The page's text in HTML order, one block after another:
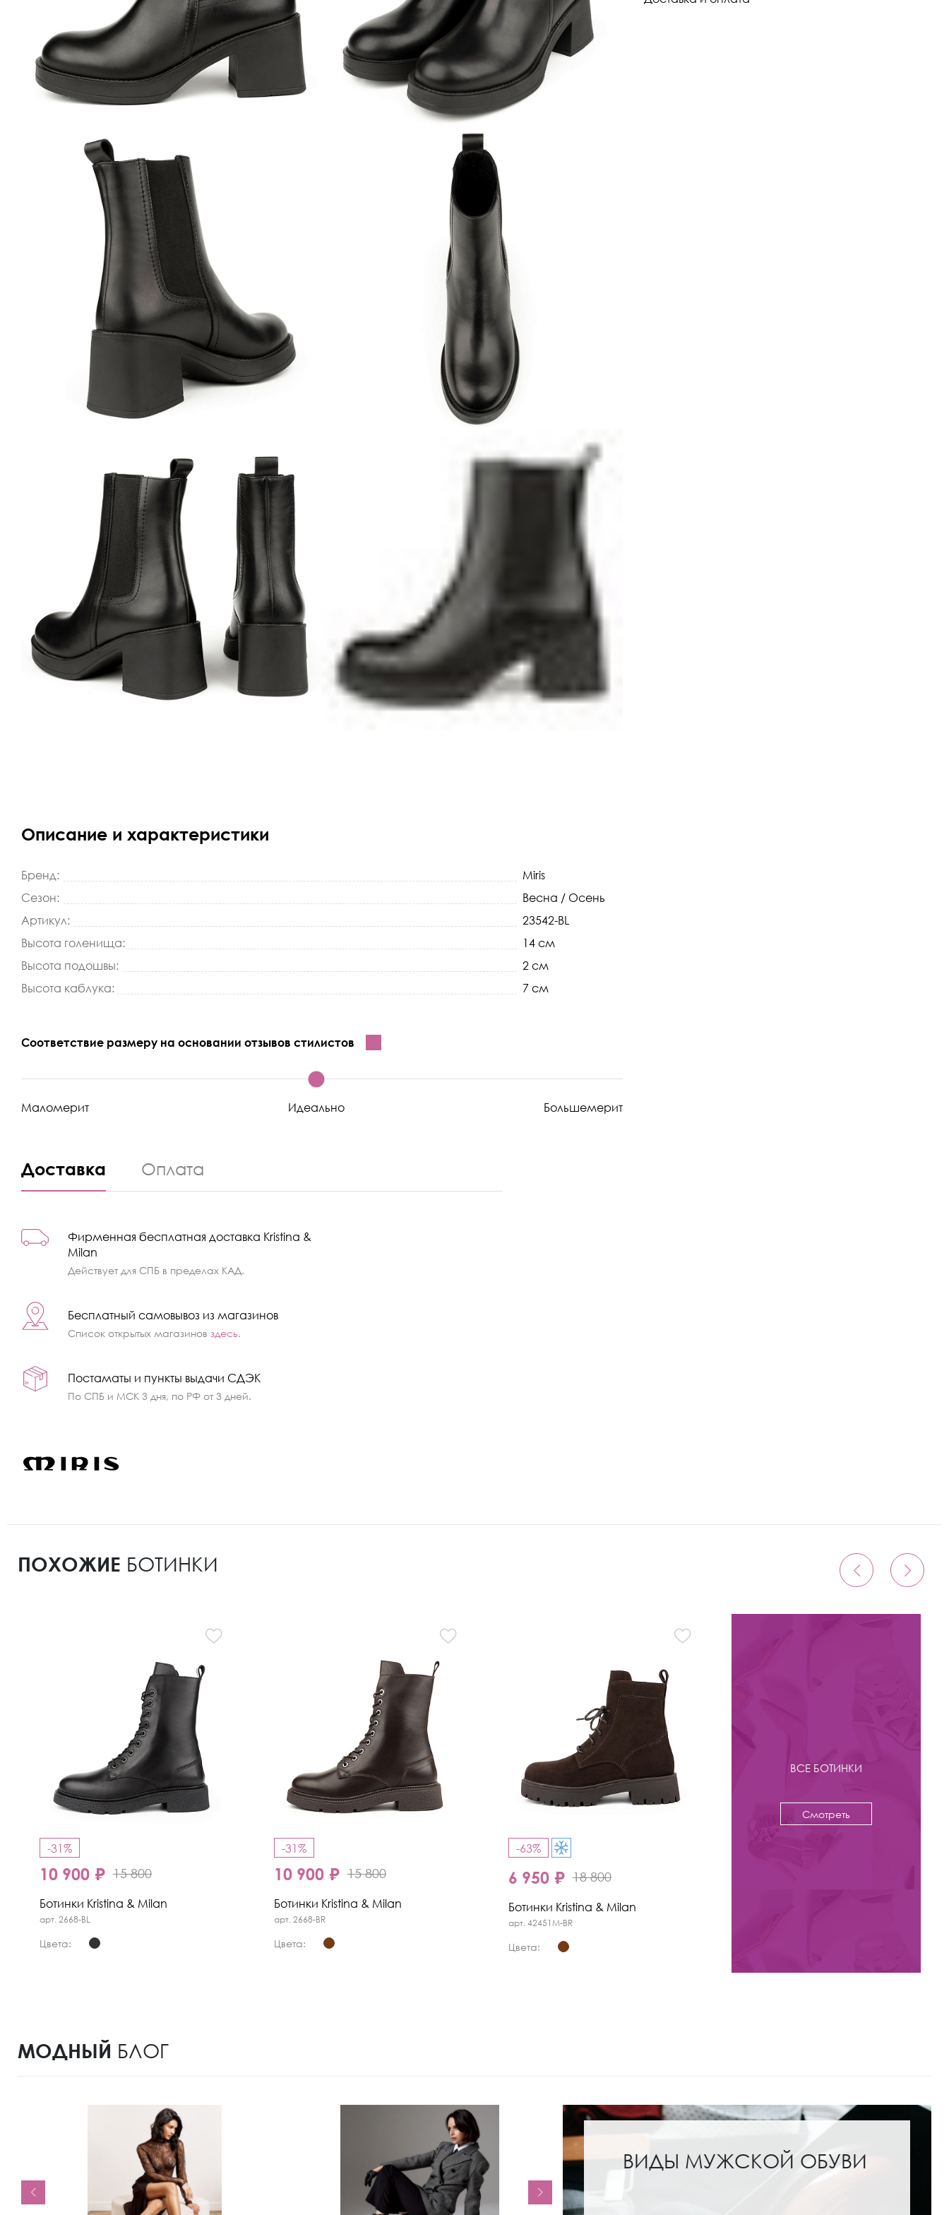
Полуботинки
Челси
Кроссовки
Мюли
Полусапоги
Описание и характеристики
Бренд:
Miris
Сезон:
Весна / Осень
Артикул:
23542-BL
Высота голенища:
14 см
Высота подошвы:
2 см
Высота каблука:
7 см
Соответствие размеру на основании отзывов стилистов
Маломерит Идеально Большемерит
Доставка Оплата
Фирменная бесплатная доставка Kristina &
Milan
Действует для СПБ в пределах КАД.
Бесплатный самовывоз из магазинов
Список открытых магазиновздесь.
Постаматы и пункты выдачи СДЭК
По СПБ и МСК 3 дня, по РФ от 3 дней.
ПОХОЖИЕ БОТИНКИ
-31%
10 900 ₽ 15 800
Ботинки Kristina & Milan
арт. 2668-BL
Цвета:
-31%
10 900 ₽ 15 800
Ботинки Kristina & Milan
арт. 2668-BR
Цвета:
-63%
6 950 ₽ 18 800
Ботинки Kristina & Milan
арт. 42451M-BR
Цвета:
ВСЕ БОТИНКИ
Смотреть
МОДНЫЙ БЛОГ
ВИДЫ МУЖСКОЙ ОБУВИ